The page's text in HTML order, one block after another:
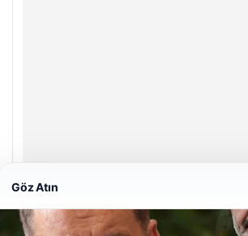
28/04/2026
Göz Atın